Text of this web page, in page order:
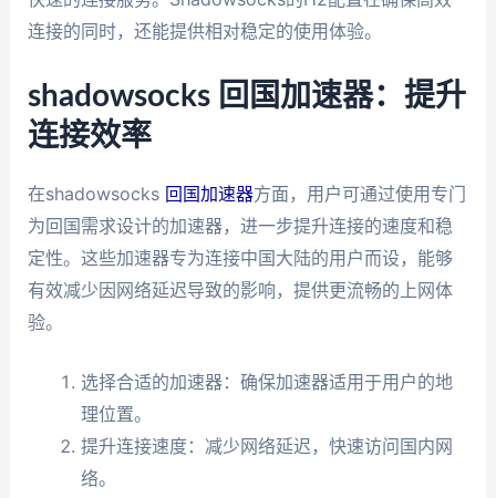
连接的同时，还能提供相对稳定的使用体验。
shadowsocks 回国加速器：提升
连接效率
在shadowsocks 回国加速器方面，用户可通过使用专门
为回国需求设计的加速器，进一步提升连接的速度和稳
定性。这些加速器专为连接中国大陆的用户而设，能够
有效减少因网络延迟导致的影响，提供更流畅的上网体
验。
选择合适的加速器：确保加速器适用于用户的地
理位置。
提升连接速度：减少网络延迟，快速访问国内网
络。